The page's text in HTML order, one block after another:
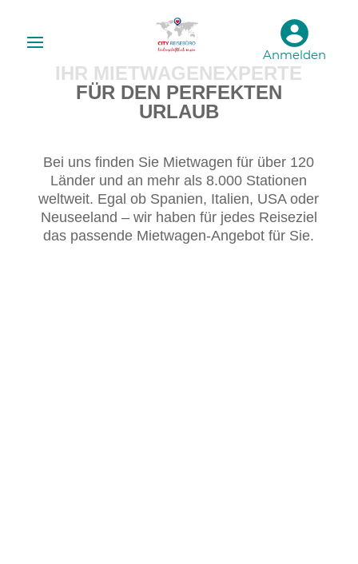
Anmelden
IHR MIETWAGENEXPERTE
FÜR DEN PERFEKTEN
URLAUB
Bei uns finden Sie Mietwagen für über 120
Länder und an mehr als 8.000 Stationen
weltweit. Egal ob Spanien, Italien, USA oder
Neuseeland – wir haben für jedes Reiseziel
das passende Mietwagen-Angebot für Sie.